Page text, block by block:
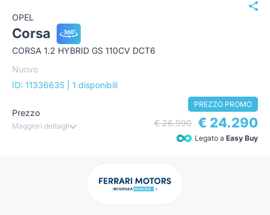
OPEL
Corsa
CORSA 1.2 HYBRID GS 110CV DCT6
Nuovo
ID: 11336635
| 1 disponibili
Prezzo
Maggiori dettagli
PREZZO PROMO
€ 26.990 € 24.290
Legato a Easy Buy